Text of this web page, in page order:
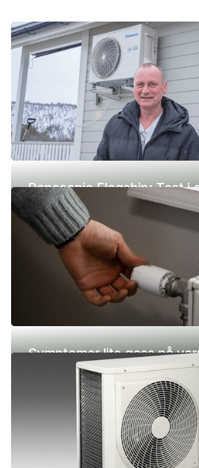
Panasonic Flagship: Test i
(-42 °C)
Symptomer lite gass på